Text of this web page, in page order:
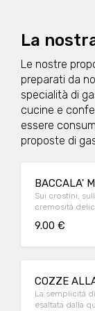
La
Le nostre
preparati da
specialità di
cucine e
essere
proposte di
BACCALA'
Sui crostini,
cremosità
9.00 €
COZZE
La semplicità
esaltata dalla